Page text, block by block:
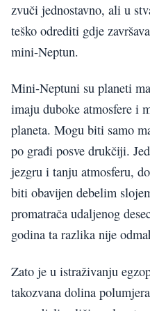
zvuči jednostavno, ali u
teško odrediti gdje
mini-Neptun.
Mini-Neptuni su planeti
imaju duboke atmosfere i
planeta. Mogu biti samo
po građi posve drukčiji.
jezgru i tanju atmosferu,
biti obavijen debelim
promatrača udaljenog
godina ta razlika nije
Zato je u istraživanju
takozvana dolina